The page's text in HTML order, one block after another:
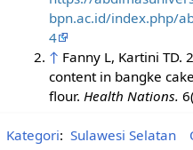
bpn.ac.id/index.php/
4
↑ Fanny L, Kartini TD.
content in bangke
flour.Health Nations.
Kategori: Sulawesi Selatan